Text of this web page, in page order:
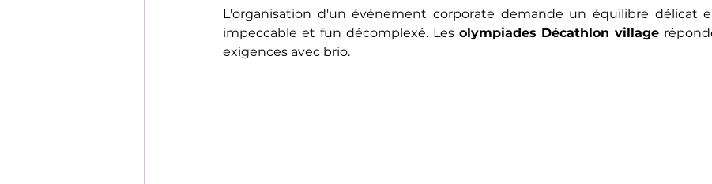
L'organisation d'un événement corporate demande un équilibre délicat
impeccable et fun décomplexé. Les olympiades Décathlon village
exigences avec brio.